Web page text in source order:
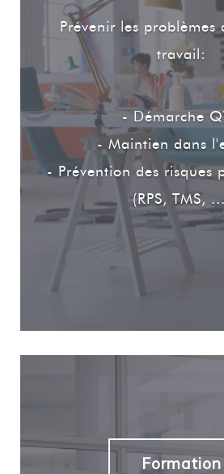
Prévenir les problèmes
travail:
- Démarche
- Maintien dans
- Prévention des risques
(RPS, TMS,
Formation